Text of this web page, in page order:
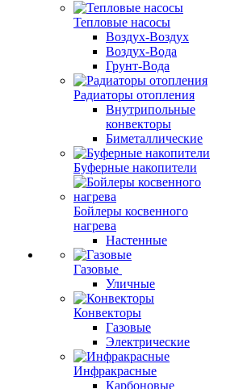
Тепловые насосы
Воздух-Воздух
Воздух-Вода
Грунт-Вода
Радиаторы отопления
Внутрипольные
конвекторы
Биметаллические
Буферные накопители
Бойлеры косвенного
нагрева
Настенные
Газовые
Уличные
Конвекторы
Газовые
Электрические
Инфракрасные
Карбоновые